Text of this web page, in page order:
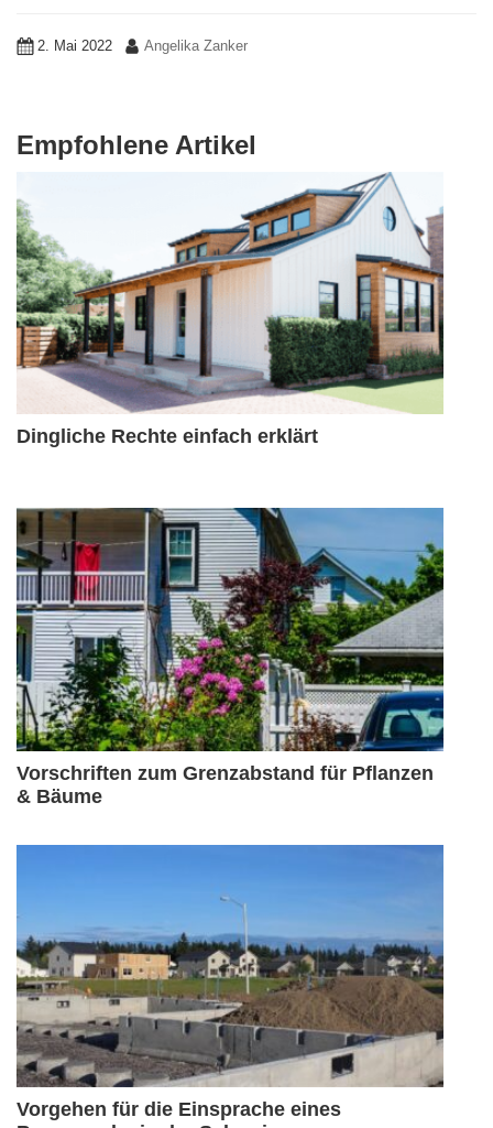
2. Mai 2022 Angelika Zanker
Empfohlene Artikel
Dingliche Rechte einfach erklärt
Vorschriften zum Grenzabstand für Pflanzen
& Bäume
Vorgehen für die Einsprache eines